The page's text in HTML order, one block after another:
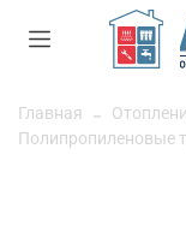
Главная
Полипропиленовые